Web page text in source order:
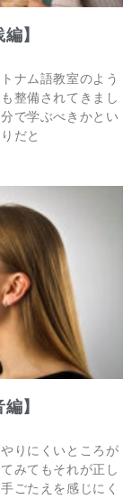
】
ナム語教室のよう
整備されてきまし
で学ぶべきかとい
だと
】
りにくいところが
みてもそれが正し
ごたえを感じにく